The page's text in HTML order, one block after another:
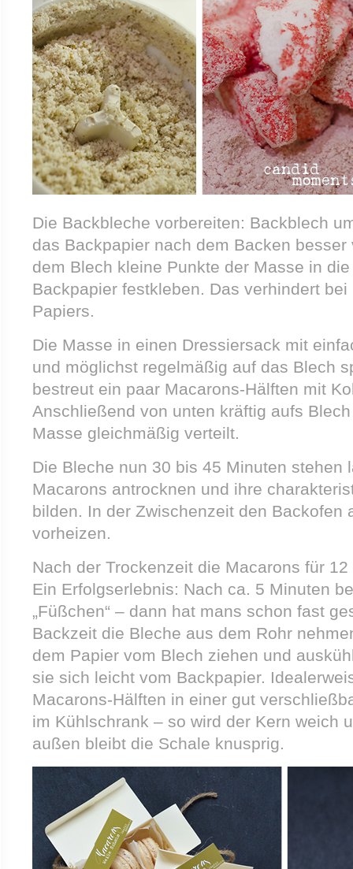
Die Backbleche vorbereiten: Backblech
das Backpapier nach dem Backen
dem Blech kleine Punkte der Masse in
Backpapier festkleben. Das verhindert
Papiers.
Die Masse in einen Dressiersack mit
und möglichst regelmäßig auf das Blech
bestreut ein paar Macarons-Hälften mit
Anschließend von unten kräftig aufs
Masse gleichmäßig verteilt.
Die Bleche nun 30 bis 45 Minuten stehen
Macarons antrocknen und ihre
bilden. In der Zwischenzeit den Backofen
vorheizen.
Nach der Trockenzeit die Macarons für
Ein Erfolgserlebnis: Nach ca. 5 Minuten
„Füßchen“ – dann hat mans schon fast
Backzeit die Bleche aus dem Rohr
dem Papier vom Blech ziehen und
sie sich leicht vom Backpapier.
Macarons-Hälften in einer gut
im Kühlschrank – so wird der Kern weich
außen bleibt die Schale knusprig.